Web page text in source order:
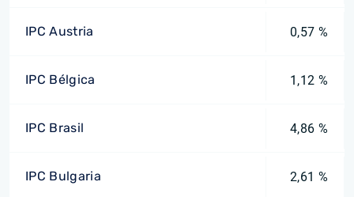
IPC Austria 0,57 %
IPC Bélgica 1,12 %
IPC Brasil 4,86 %
IPC Bulgaria 2,61 %